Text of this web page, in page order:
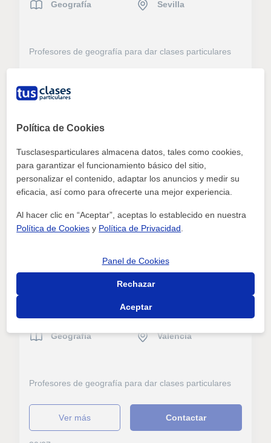
Geografía Sevilla
Profesores de geografía para dar clases particulares
Geografía Bizkaia
Profesores de geografía para dar clases particulares
Geografía Valencia
Profesores de geografía para dar clases particulares
ver más Contactar
Política de Cookies
Tusclasesparticulares almacena datos, tales como cookies,
para garantizar el funcionamiento básico del sitio,
personalizar el contenido, adaptar los anuncios y medir su
eficacia, así como para ofrecerte una mejor experiencia.
Al hacer clic en “Aceptar”, aceptas lo establecido en nuestra
Política de Cookies y Política de Privacidad
Panel de Cookies
Rechazar
Aceptar